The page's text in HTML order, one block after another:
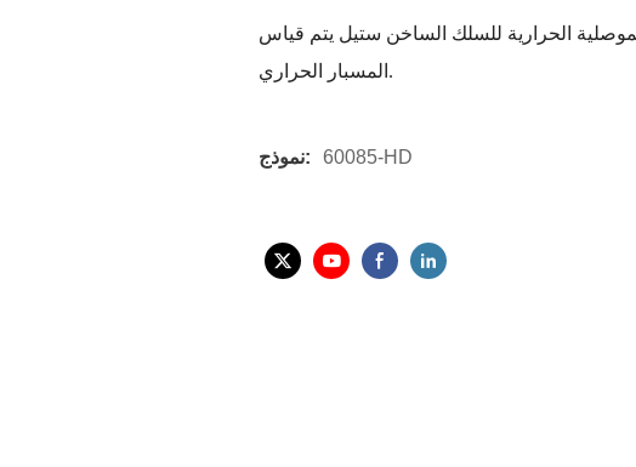
الحرارية للسلك الساخن ستيل يتم قياس R (طريقة عابرة) باستخدام طريقة اختبار مصدر الخط في
المسبار الحراري.
نموذج: 60085-HD